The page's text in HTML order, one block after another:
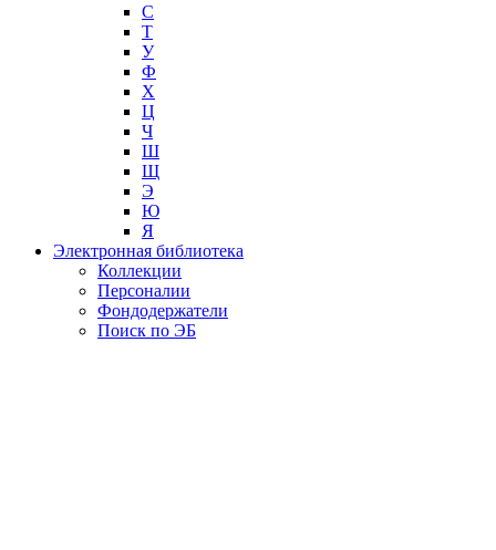
С
Т
У
Ф
Х
Ц
Ч
Ш
Щ
Э
Ю
Я
Электронная библиотека
Коллекции
Персоналии
Фондодержатели
Поиск по ЭБ